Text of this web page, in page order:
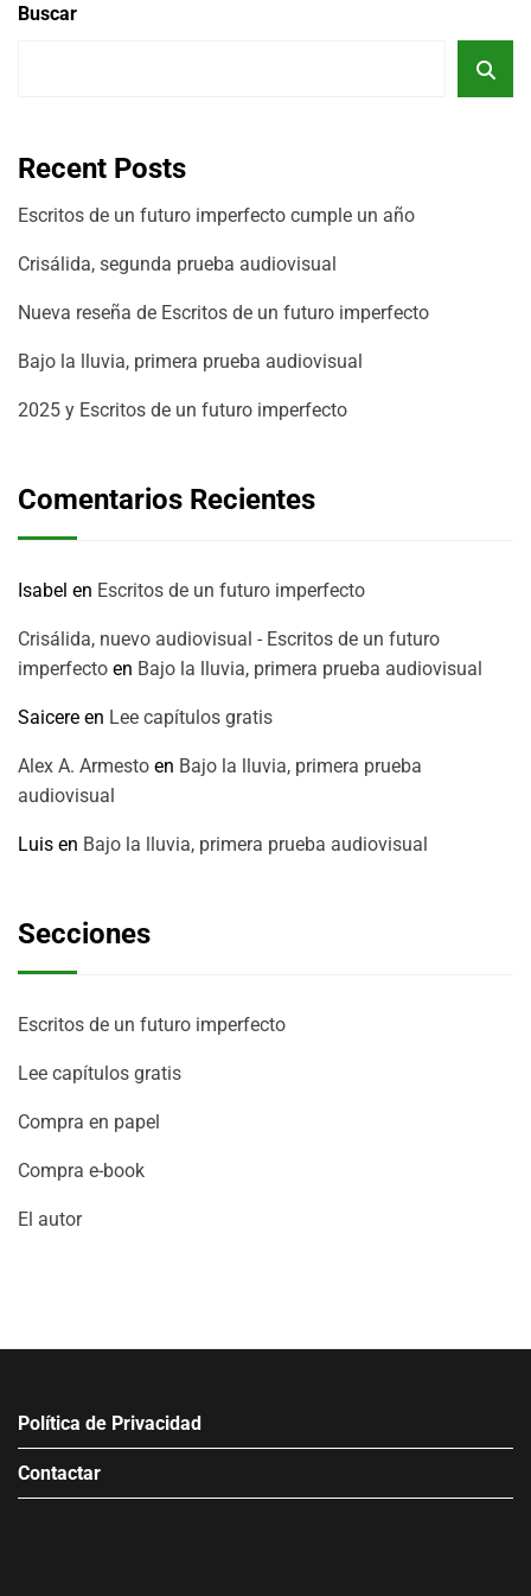
Buscar
Recent Posts
Escritos de un futuro imperfecto cumple un año
Crisálida, segunda prueba audiovisual
Nueva reseña de Escritos de un futuro imperfecto
Bajo la lluvia, primera prueba audiovisual
2025 y Escritos de un futuro imperfecto
Comentarios Recientes
Isabel en Escritos de un futuro imperfecto
Crisálida, nuevo audiovisual - Escritos de un futuro
imperfecto en Bajo la lluvia, primera prueba audiovisual
Saicere en Lee capítulos gratis
Alex A. Armesto en Bajo la lluvia, primera prueba
audiovisual
Luis en Bajo la lluvia, primera prueba audiovisual
Secciones
Escritos de un futuro imperfecto
Lee capítulos gratis
Compra en papel
Compra e-book
El autor
Política de Privacidad
Contactar